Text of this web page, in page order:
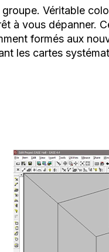
Véritable
à vous dépanner.
formés aux
les cartes